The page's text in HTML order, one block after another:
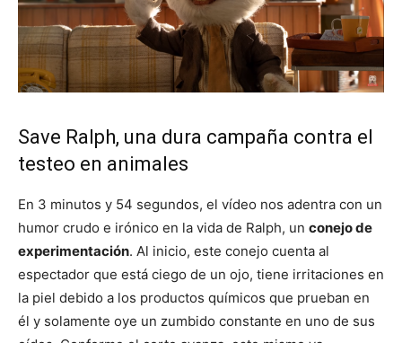
Save Ralph, una dura campaña contra el
testeo en animales
En 3 minutos y 54 segundos, el vídeo nos adentra con un
humor crudo e irónico en la vida de Ralph, un conejo de
experimentación. Al inicio, este conejo cuenta al
espectador que está ciego de un ojo, tiene irritaciones en
la piel debido a los productos químicos que prueban en
él y solamente oye un zumbido constante en uno de sus